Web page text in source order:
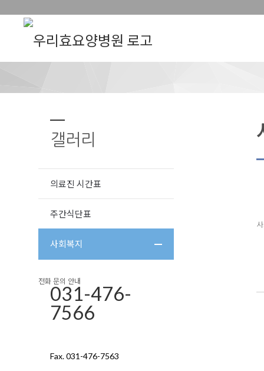
갤러리
의료진 시간표
주간식단표
사회복지
전화 문의 안내
031-476-
7566
Fax. 031-476-7563